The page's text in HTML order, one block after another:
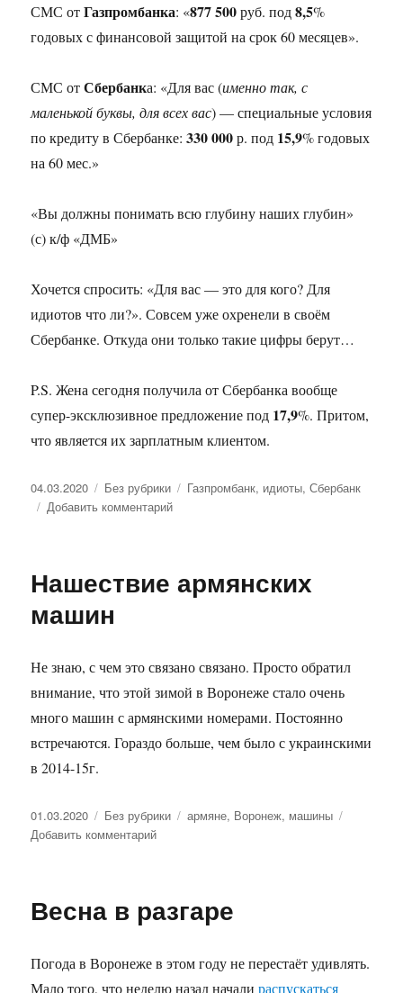
СМС отГазпромбанка: «877 500руб. под8,5%
годовых с финансовой защитой на срок 60 месяцев».
СМС отСбербанка: «Для вас (именно так, с
маленькой буквы, для всех вас) — специальные условия
по кредиту в Сбербанке:330 000р. под 15,9% годовых
на 60 мес.»
«Вы должны понимать всю глубину наших глубин»
(с) к/ф «ДМБ»
Хочется спросить: «Для вас — это для кого? Для
идиотов что ли?». Совсем уже охренели в своём
Сбербанке. Откуда они только такие цифры берут…
P.S. Жена сегодня получила от Сбербанка вообще
супер-эксклюзивное предложение под 17,9%. Притом,
что является их зарплатным клиентом.
Опубликовано
04.03.2020 Рубрики
Без рубрики Метки
Газпромбанк, идиоты,Сбербанк
Добавить комментарий
Сбербанк…
Нашествие армянских
машин
Не знаю, с чем это связано связано. Просто обратил
внимание, что этой зимой в Воронеже стало очень
много машин с армянскими номерами. Постоянно
встречаются. Гораздо больше, чем было с украинскими
в 2014-15г.
Опубликовано
01.03.2020 Рубрики
Без рубрики Метки
армяне, Воронеж, машины
Добавить комментарий
машин
Весна в разгаре
Погода в Воронеже в этом году не перестаёт удивлять.
Мало того, что неделю назад началираспускаться